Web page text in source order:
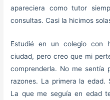
apareciera como tutor
consultas. Casi la hicimos
Estudié en un colegio con
ciudad, pero creo que mi
comprenderla. No me sentía
razones. La primera la edad.
La que me seguía en edad